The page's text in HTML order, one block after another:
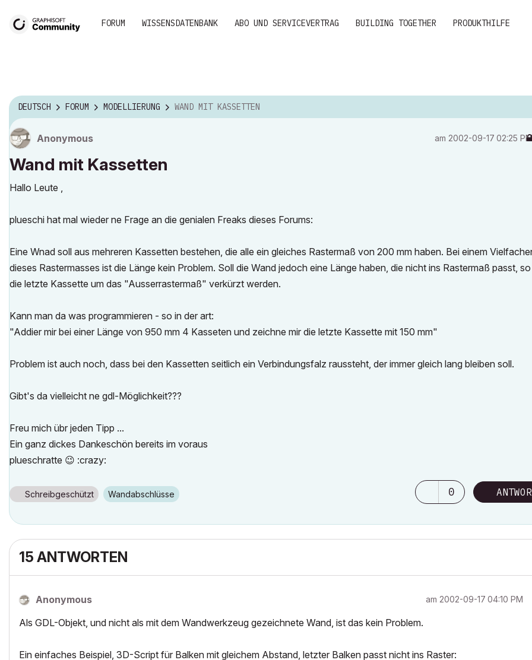
FORUM WISSENSDATENBANK ABO UND SERVICEVERTRAG BUILDING TOGETHER PRODUKTHILFE
DEUTSCH FORUM MODELLIERUNG WAND MIT KASSETTEN
Anonymous am ‎2002-09-17 02:25 PM
Wand mit Kassetten
Hallo Leute ,
plueschi hat mal wieder ne Frage an die genialen Freaks dieses Forums:
Eine Wnad soll aus mehreren Kassetten bestehen, die alle ein gleiches Rastermaß von 200 mm haben. Bei einem
dieses Rastermasses ist die Länge kein Problem. Soll die Wand jedoch eine Länge haben, die nicht ins Rastermaß passt,
die letzte Kassette um das "Ausserrastermaß" verkürzt werden.
Kann man da was programmieren - so in der art:
"Addier mir bei einer Länge von 950 mm 4 Kasseten und zeichne mir die letzte Kassette mit 150 mm"
Problem ist auch noch, dass bei den Kassetten seitlich ein Verbindungsfalz raussteht, der immer gleich lang bleiben soll.
Gibt's da vielleicht ne gdl-Möglichkeit???
Freu mich übr jeden Tipp ...
Ein ganz dickes Dankeschön bereits im voraus
plueschratte 😉 :crazy:
Schreibgeschützt Wandabschlüsse 0
15 ANTWORTEN
Anonymous am ‎2002-09-17 04:10 PM
Als GDL-Objekt, und nicht als mit dem Wandwerkzeug gezeichnete Wand, ist das kein Problem.
Ein einfaches Beispiel, 3D-Script für Balken mit gleichem Abstand, letzter Balken passt nicht ins Raster: